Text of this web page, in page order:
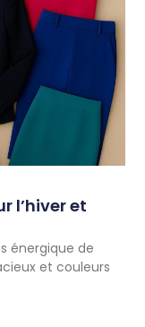
l’hiver et
énergique de
et couleurs